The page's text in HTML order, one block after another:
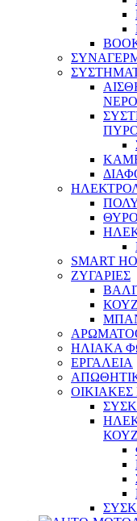
SMART
ΖΥΓΑΡΙΕΣ
ΗΛΙΑΚΑ
ΕΡΓΑΛΕΙΑ